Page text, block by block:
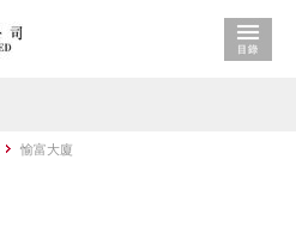
愉富大廈